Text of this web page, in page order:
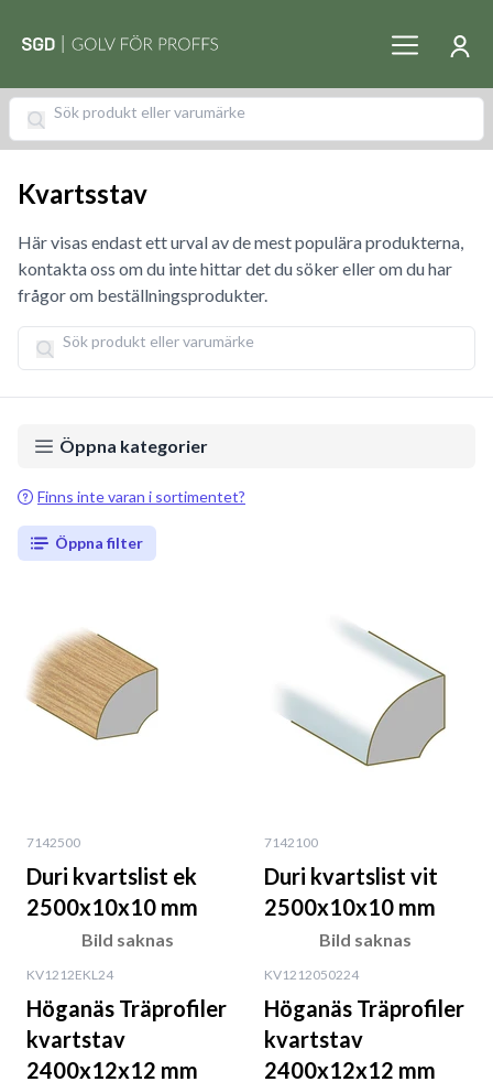
Kvartsstav
Här visas endast ett urval av de mest populära produkterna,
kontakta oss om du inte hittar det du söker eller om du har
frågor om beställningsprodukter.
Öppna kategorier
Finns inte varan i sortimentet?
Öppna filter
7142500
Duri kvartslist ek
2500x10x10 mm
7142100
Duri kvartslist vit
2500x10x10 mm
Bild saknas
KV1212EKL24
Höganäs Träprofiler
kvartstav
2400x12x12 mm
Bild saknas
KV1212050224
Höganäs Träprofiler
kvartstav
2400x12x12 mm